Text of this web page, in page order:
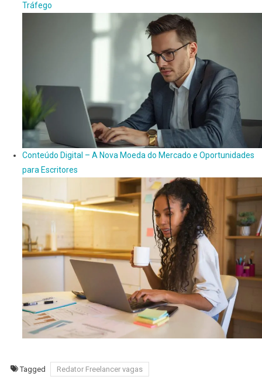
Tráfego
Conteúdo Digital – A Nova Moeda do Mercado e Oportunidades
para Escritores
Tagged Redator Freelancer vagas